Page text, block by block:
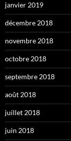
janvier 2019
décembre 2018
novembre 2018
octobre 2018
septembre 2018
août 2018
juillet 2018
juin 2018